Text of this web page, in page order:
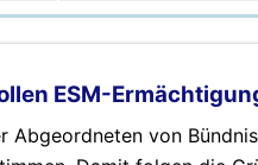
ESM-
von